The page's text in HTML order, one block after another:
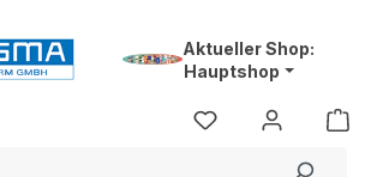
Aktueller Shop:
Hauptshop